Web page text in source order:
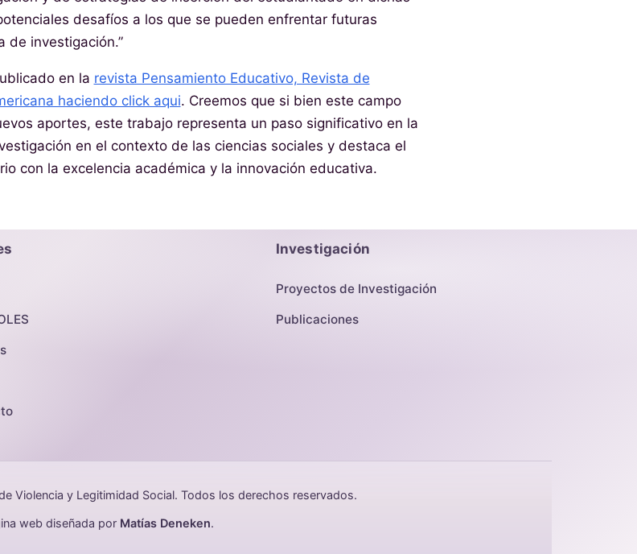
desafíos a los que se pueden enfrentar futuras
de investigación.”
en la revista Pensamiento Educativo, Revista de
haciendo click aqui. Creemos que si bien este campo
aportes, este trabajo representa un paso significativo en la
en el contexto de las ciencias sociales y destaca el
con la excelencia académica y la innovación educativa.
Investigación
Proyectos de Investigación
Publicaciones
Violencia y Legitimidad Social. Todos los derechos reservados.
web diseñada por Matías Deneken.